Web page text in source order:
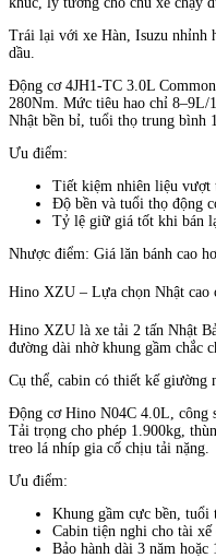
Trái lại với xe Hàn, Isuzu nhỉnh
dầu.
Động cơ 4JH1-TC 3.0L
280Nm. Mức tiêu hao chỉ 8–9L/
Nhật bền bỉ, tuổi thọ trung bình
Ưu điểm:
Tiết kiệm nhiên liệu vượt
Độ bền và tuổi thọ động
Tỷ lệ giữ giá tốt khi bán
Nhược điểm: Giá lăn bánh cao
Hino XZU – Lựa chọn Nhật cao
Hino XZU là xe tải 2 tấn Nhật
đường dài nhờ khung gầm chắc
Cụ thể, cabin có thiết kế giường
Động cơ Hino N04C 4.0L, công
Tải trọng cho phép 1.900kg,
treo lá nhíp gia cố chịu tải nặng.
Ưu điểm:
Khung gầm cực bền, tuổi
Cabin tiện nghi cho tài xế
Bảo hành dài 3 năm hoặc